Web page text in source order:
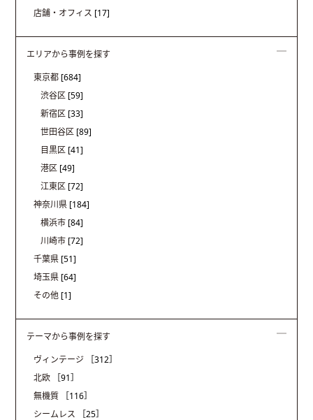
店舗・オフィス [17]
エリアから事例を探す
東京都 [684]
渋谷区 [59]
新宿区 [33]
世田谷区 [89]
目黒区 [41]
港区 [49]
江東区 [72]
神奈川県 [184]
横浜市 [84]
川崎市 [72]
千葉県 [51]
埼玉県 [64]
その他 [1]
テーマから事例を探す
ヴィンテージ
［312］
北欧
［91］
無機質
［116］
シームレス
［25］